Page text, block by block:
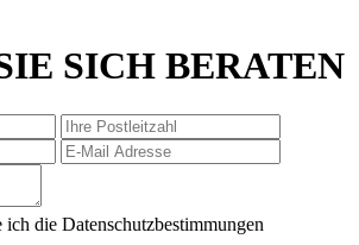
SICH BERATEN
die Datenschutzbestimmungen